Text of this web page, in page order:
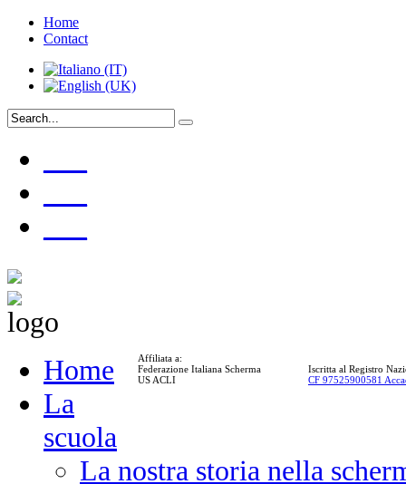
Home
Contact
Affiliata a:
Federazione Italiana Scherma
US ACLI
Iscritta al Registro
CF 97525900581
Home
La
scuola
La nostra storia nella